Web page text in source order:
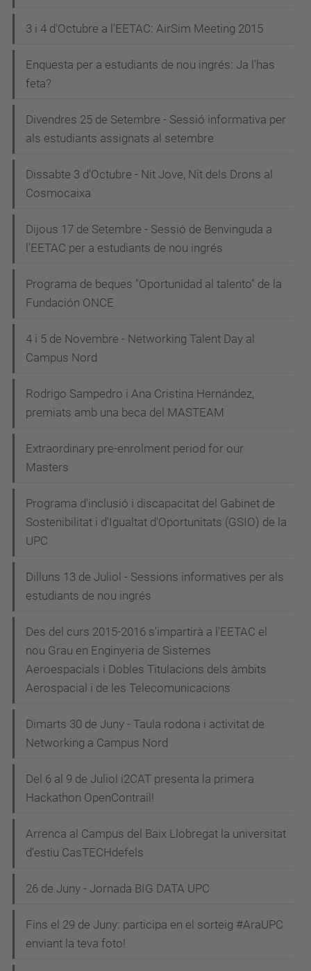
3 i 4 d'Octubre a l'EETAC: AirSim Meeting 2015
Enquesta per a estudiants de nou ingrés: Ja l'has
feta?
Divendres 25 de Setembre - Sessió informativa per
als estudiants assignats al setembre
Dissabte 3 d'Octubre - Nit Jove, Nit dels Drons al
Cosmocaixa
Dijous 17 de Setembre - Sessió de Benvinguda a
l'EETAC per a estudiants de nou ingrés
Programa de beques "Oportunidad al talento" de la
Fundación ONCE
4 i 5 de Novembre - Networking Talent Day al
Campus Nord
Rodrigo Sampedro i Ana Cristina Hernández,
premiats amb una beca del MASTEAM
Extraordinary pre-enrolment period for our
Masters
Programa d'inclusió i discapacitat del Gabinet de
Sostenibilitat i d'Igualtat d'Oportunitats (GSIO) de la
UPC
Dilluns 13 de Juliol - Sessions informatives per als
estudiants de nou ingrés
Des del curs 2015-2016 s'impartirà a l'EETAC el
nou Grau en Enginyeria de Sistemes
Aeroespacials i Dobles Titulacions dels àmbits
Aerospacial i de les Telecomunicacions
Dimarts 30 de Juny - Taula rodona i activitat de
Networking a Campus Nord
Del 6 al 9 de Juliol i2CAT presenta la primera
Hackathon OpenContrail!
Arrenca al Campus del Baix Llobregat la universitat
d’estiu CasTECHdefels
26 de Juny - Jornada BIG DATA UPC
Fins el 29 de Juny: participa en el sorteig #AraUPC
enviant la teva foto!